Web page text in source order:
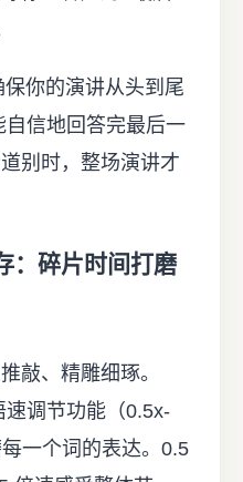
你的演讲从头到尾
信地回答完最后一
别时，整场演讲才
：碎片时间打磨
敲、精雕细琢。
速调节功能（0.5x-
一个词的表达。0.5